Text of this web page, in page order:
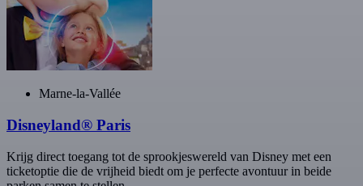
Marne-la-Vallée
Disneyland® Paris
Krijg direct toegang tot de sprookjeswereld van Disney met een
ticketoptie die de vrijheid biedt om je perfecte avontuur in beide